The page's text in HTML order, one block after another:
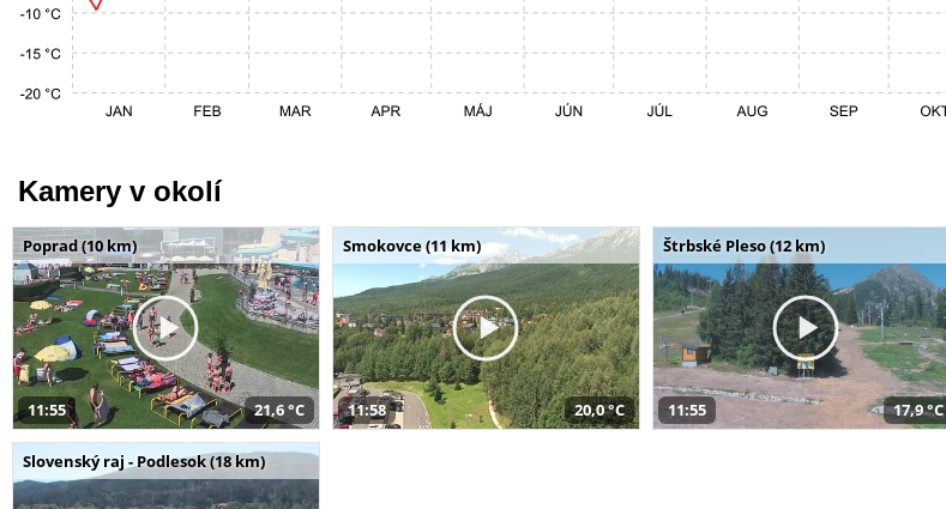
Kamery v okolí
Poprad (10 km)
11:55 21,6 °C
Smokovce (11 km)
11:58 20,0 °C
Štrbské Pleso (12 km)
11:55 17,9 °C
Slovenský raj - Podlesok (18 km)